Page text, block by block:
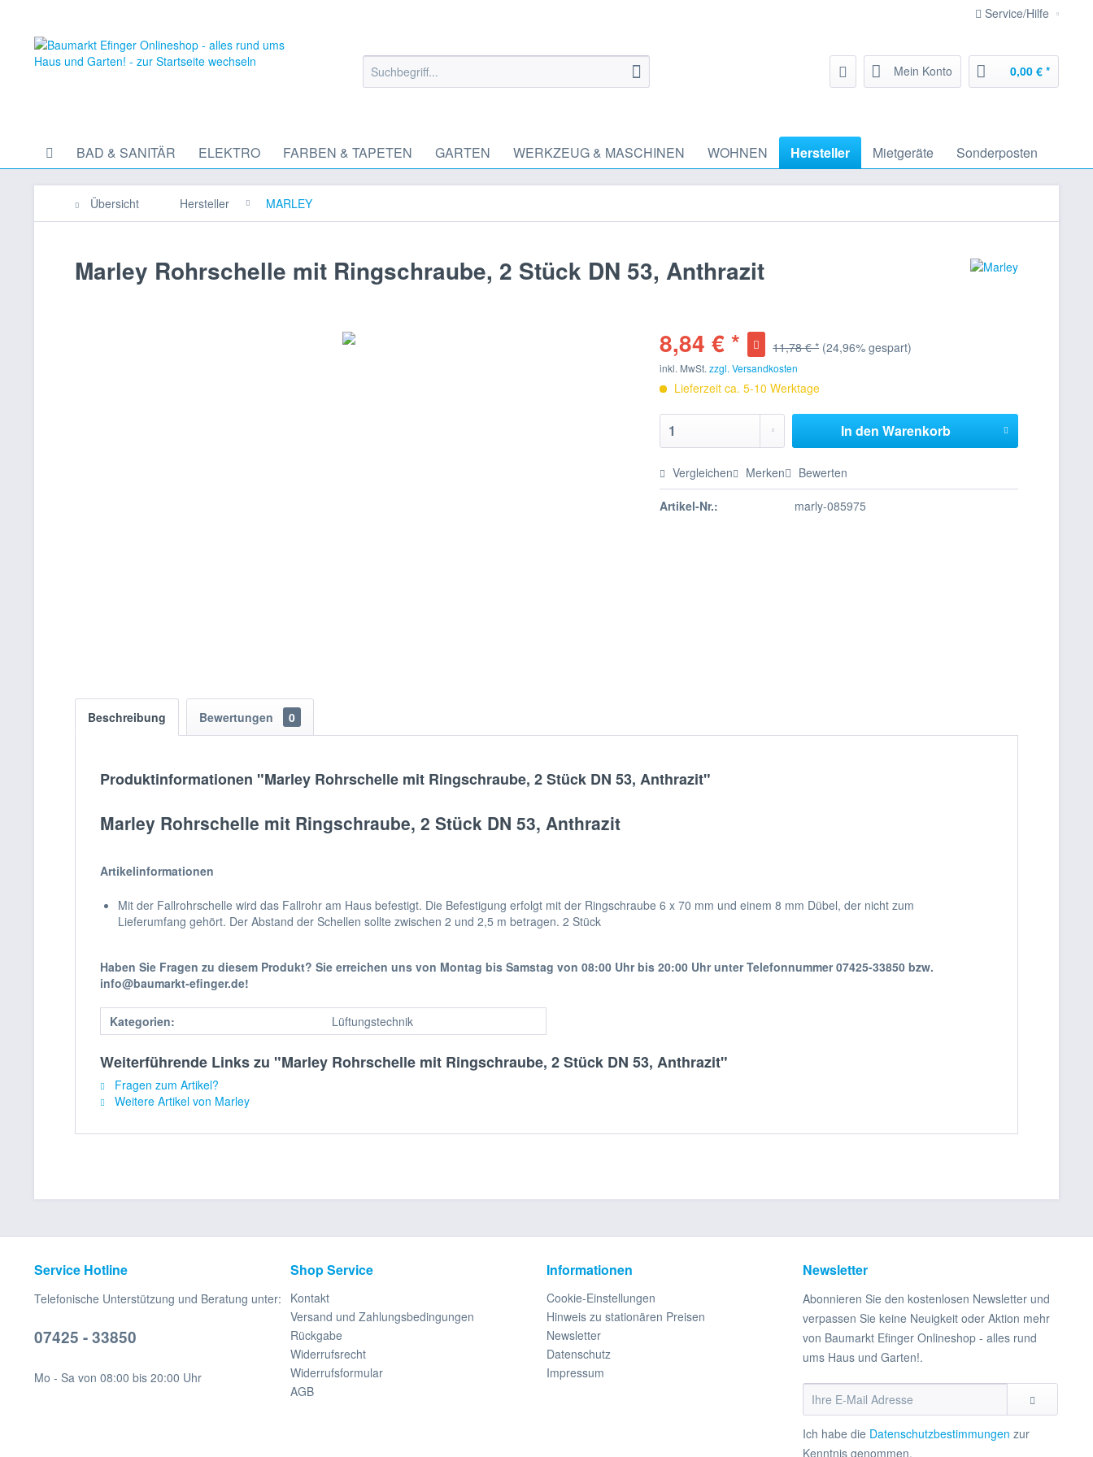
Service/Hilfe
Mein Konto 0,00 € *
BAD & SANITÄR ELEKTRO FARBEN & TAPETEN GARTEN WERKZEUG & MASCHINEN WOHNEN Hersteller Mietgeräte Sonderposten
Übersicht Hersteller MARLEY
Marley Rohrschelle mit Ringschraube, 2 Stück DN 53, Anthrazit
8,84 € * 11,78 € * (24,96% gespart)
inkl. MwSt.zzgl. Versandkosten
Lieferzeit ca. 5-10 Werktage
In den Warenkorb
Vergleichen Merken Bewerten
Artikel-Nr.: marly-085975
Beschreibung Bewertungen 0
Produktinformationen "Marley Rohrschelle mit Ringschraube, 2 Stück DN 53, Anthrazit"
Marley Rohrschelle mit Ringschraube, 2 Stück DN 53, Anthrazit
Artikelinformationen
Mit der Fallrohrschelle wird das Fallrohr am Haus befestigt. Die Befestigung erfolgt mit der Ringschraube 6 x 70 mm und einem 8 mm Dübel, der nicht zum
Lieferumfang gehört. Der Abstand der Schellen sollte zwischen 2 und 2,5 m betragen. 2 Stück
Haben Sie Fragen zu diesem Produkt? Sie erreichen uns von Montag bis Samstag von 08:00 Uhr bis 20:00 Uhr unter Telefonnummer 07425-33850 bzw.
info@baumarkt-efinger.de!
Kategorien: Lüftungstechnik
Weiterführende Links zu "Marley Rohrschelle mit Ringschraube, 2 Stück DN 53, Anthrazit"
Fragen zum Artikel?
Weitere Artikel von Marley
Service Hotline
Telefonische Unterstützung und Beratung unter:
07425 - 33850
Mo - Sa von 08:00 bis 20:00 Uhr
Shop Service
Kontakt
Versand und Zahlungsbedingungen
Rückgabe
Widerrufsrecht
Widerrufsformular
AGB
Informationen
Cookie-Einstellungen
Hinweis zu stationären Preisen
Newsletter
Datenschutz
Impressum
Newsletter
Abonnieren Sie den kostenlosen Newsletter und
verpassen Sie keine Neuigkeit oder Aktion mehr
von Baumarkt Efinger Onlineshop - alles rund
ums Haus und Garten!.
Ich habe die Datenschutzbestimmungen zur
Kenntnis genommen.